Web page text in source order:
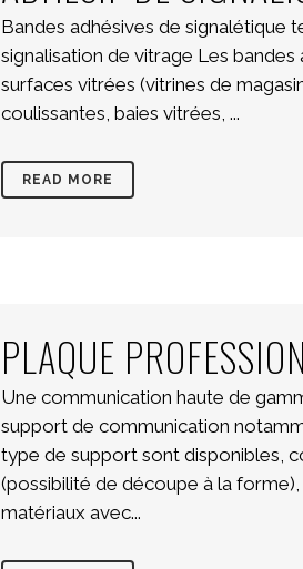
Bandes adhésives de
signalisation de vitrage Les
surfaces vitrées (vitrines de
coulissantes, baies vitrées, ...
READ MORE
PLAQUE
Une communication haute de
support de communication
type de support sont disponibles,
(possibilité de découpe à la
matériaux avec...